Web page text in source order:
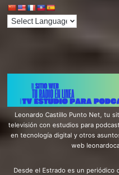
Leonardo Castillo Punto Net, tu
televisión con estudios para
en tecnología digital y otros
web
Desde el Estrado es un periódico